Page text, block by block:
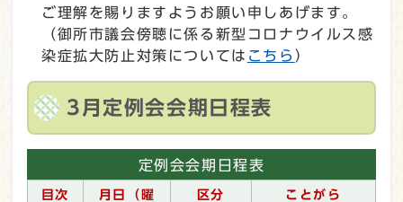
ご理解を賜りますようお願い申しあげます。
（御所市議会傍聴に係る新型コロナウイルス感
染症拡大防止対策については こちら ）
3月定例会会期日程表
定例会会期日程表
目次
月日（曜
区分 ことがら